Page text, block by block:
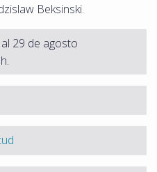
Beksinski.
29 de agosto